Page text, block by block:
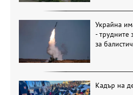
Украйна
- трудните
за
Кадър на